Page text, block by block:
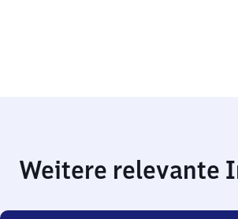
Weitere relevante